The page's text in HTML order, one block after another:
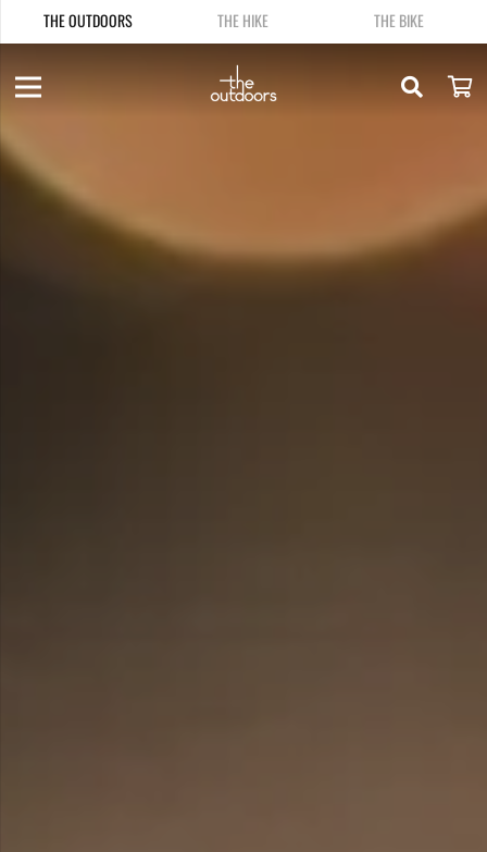
THE OUTDOORS THE HIKE THE BIKE